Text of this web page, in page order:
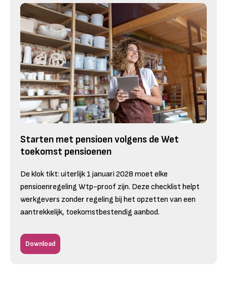
Starten met pensioen volgens de Wet
toekomst pensioenen
De klok tikt: uiterlijk 1 januari 2028 moet elke
pensioenregeling Wtp-proof zijn. Deze checklist helpt
werkgevers zonder regeling bij het opzetten van een
aantrekkelijk, toekomstbestendig aanbod.
Download